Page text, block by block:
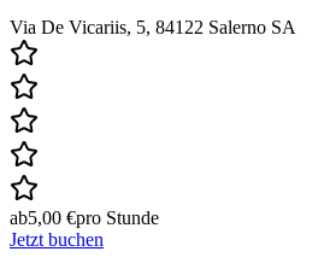
Via De Vicariis, 5, 84122 Salerno SA
ab5,00 €pro Stunde
Jetzt buchen